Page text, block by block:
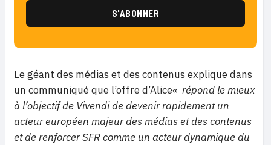
Le géant des médias et des contenus explique dans
un communiqué que l’offre d’Alice« répond le mieux
à l’objectif de Vivendi de devenir rapidement un
acteureuropéen majeur des médias et des contenus
et de renforcer SFR comme un acteur dynamique du